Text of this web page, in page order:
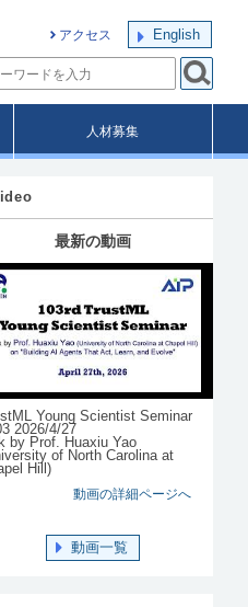
アクセス English
人材募集
最新の動画
Young Scientist Seminar
2026/4/27
by Prof. Huaxiu Yao
of North Carolina at
Hill)
動画の詳細ページへ
動画一覧